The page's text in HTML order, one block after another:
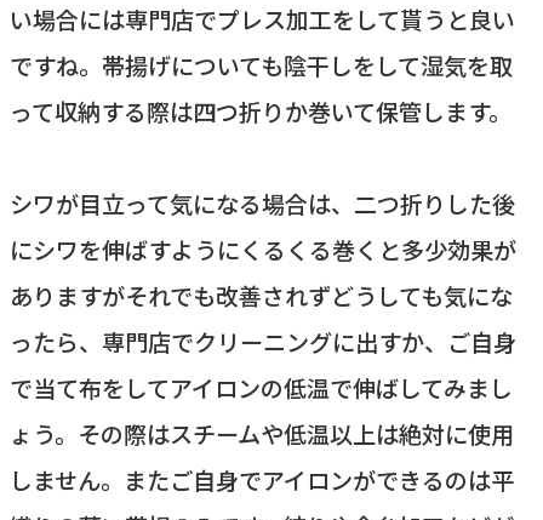
い場合には専門店でプレス加工をして貰うと良い
ですね。帯揚げについても陰干しをして湿気を取
って収納する際は四つ折りか巻いて保管します。
シワが目立って気になる場合は、二つ折りした後
にシワを伸ばすようにくるくる巻くと多少効果が
ありますがそれでも改善されずどうしても気にな
ったら、専門店でクリーニングに出すか、ご自身
で当て布をしてアイロンの低温で伸ばしてみまし
ょう。その際はスチームや低温以上は絶対に使用
しません。またご自身でアイロンができるのは平